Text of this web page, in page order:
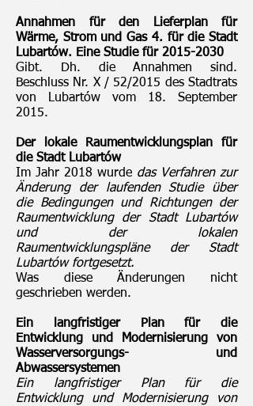
Annahmen für den Lieferplan für
Wärme, Strom und Gas 4. für die Stadt
Lubartów. Eine Studie für 2015-2030
Gibt. Dh. die Annahmen sind.
Beschluss Nr. X / 52/2015 des Stadtrats
von Lubartów vom 18. September
2015.
Der lokale Raumentwicklungsplan für
die Stadt Lubartów
Im Jahr 2018 wurde das Verfahren zur
Änderung der laufenden Studie über
die Bedingungen und Richtungen der
Raumentwicklung der Stadt Lubartów
und der lokalen
Raumentwicklungspläne der Stadt
Lubartów fortgesetzt.
Was diese Änderungen nicht
geschrieben werden.
Ein langfristiger Plan für die
Entwicklung und Modernisierung von
Wasserversorgungs- und
Abwassersystemen
Ein langfristiger Plan für die
Entwicklung und Modernisierung von